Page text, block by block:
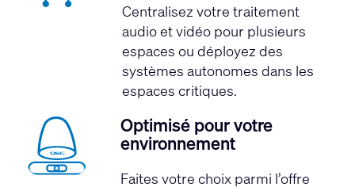
Centralisez votre traitement
audio et vidéo pour plusieurs
espaces ou déployez des
systèmes autonomes dans les
espaces critiques.
Optimisé pour votre
environnement
Faites votre choix parmi l’offre